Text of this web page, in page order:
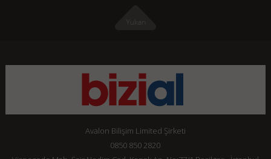
Avalon Bilişim Limited Şirketi
0850 850 2820